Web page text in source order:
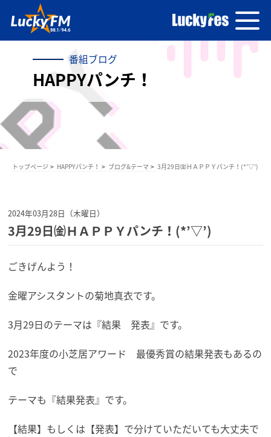
番組ブログ
HAPPYパンチ！
トップページ HAPPYパンチ！ ブログ&テーマ 3月29日㈮ＨＡＰＰＹパンチ！(*’▽’)
2024年03月28日（木曜日）
3月29日㈮ＨＡＰＰＹパンチ！(*’▽’)
ごきげんよう！
金曜アシスタントの菊地真衣です。
3月29日のテーマは『結果 発表』です。
2023年度の小芝居アワード 最優秀賞の結果発表もあるの
で
テーマも『結果発表』です。
【結果】もしくは【発表】で分けていただいても大丈夫で